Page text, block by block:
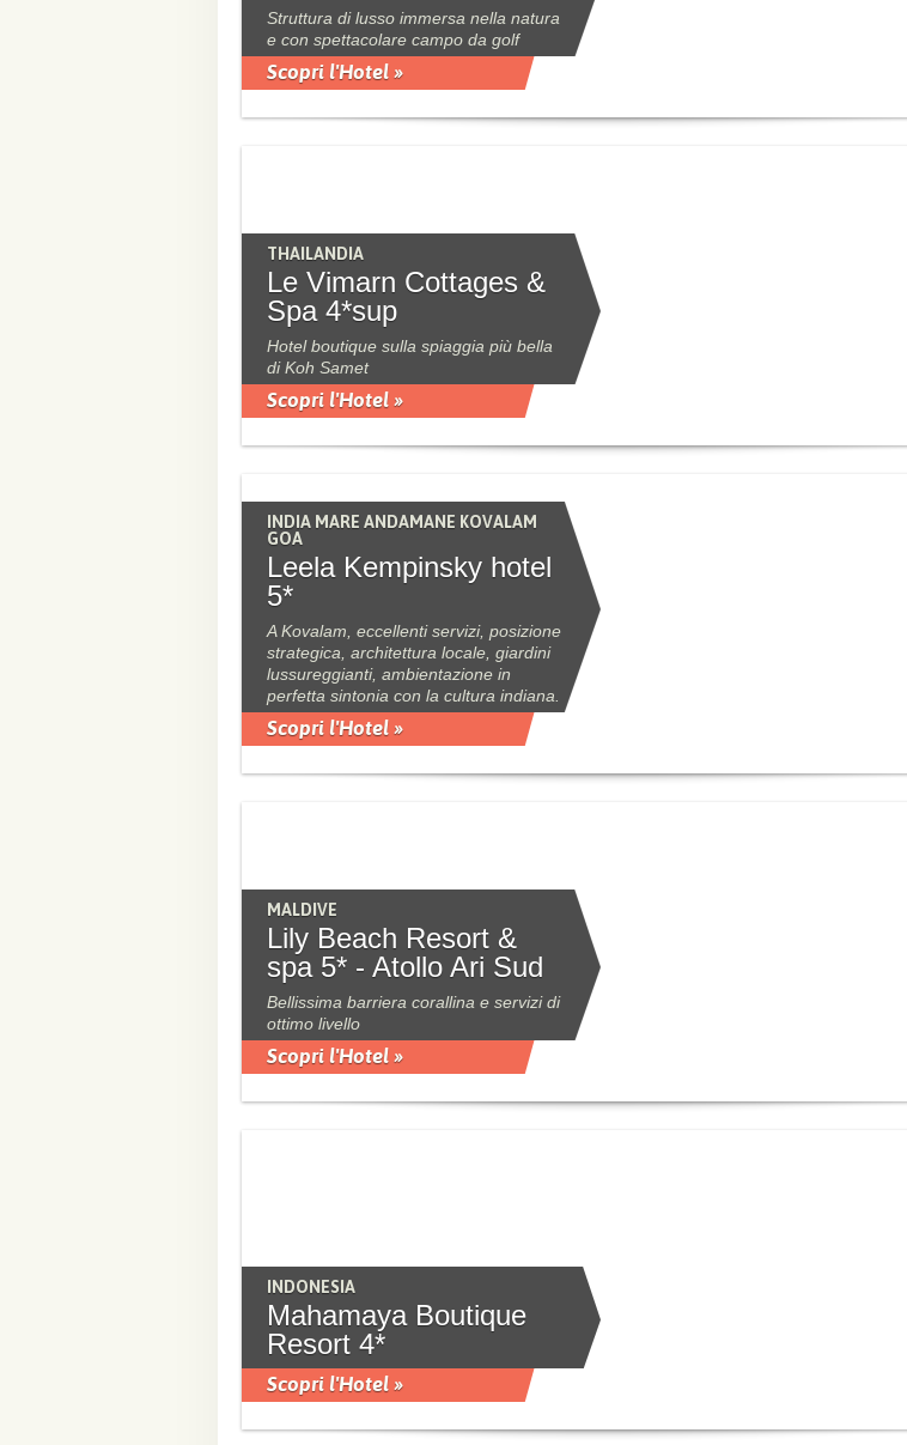
Struttura di lusso immersa nella natura
e con spettacolare campo da golf
Scopri l'Hotel »
THAILANDIA
Le Vimarn Cottages &
Spa 4*sup
Hotel boutique sulla spiaggia più bella
di Koh Samet
Scopri l'Hotel »
INDIA MARE ANDAMANE KOVALAM
GOA
Leela Kempinsky hotel
5*
A Kovalam, eccellenti servizi, posizione
strategica, architettura locale, giardini
lussureggianti, ambientazione in
perfetta sintonia con la cultura indiana.
Scopri l'Hotel »
MALDIVE
Lily Beach Resort &
spa 5* - Atollo Ari Sud
Bellissima barriera corallina e servizi di
ottimo livello
Scopri l'Hotel »
INDONESIA
Mahamaya Boutique
Resort 4*
Scopri l'Hotel »